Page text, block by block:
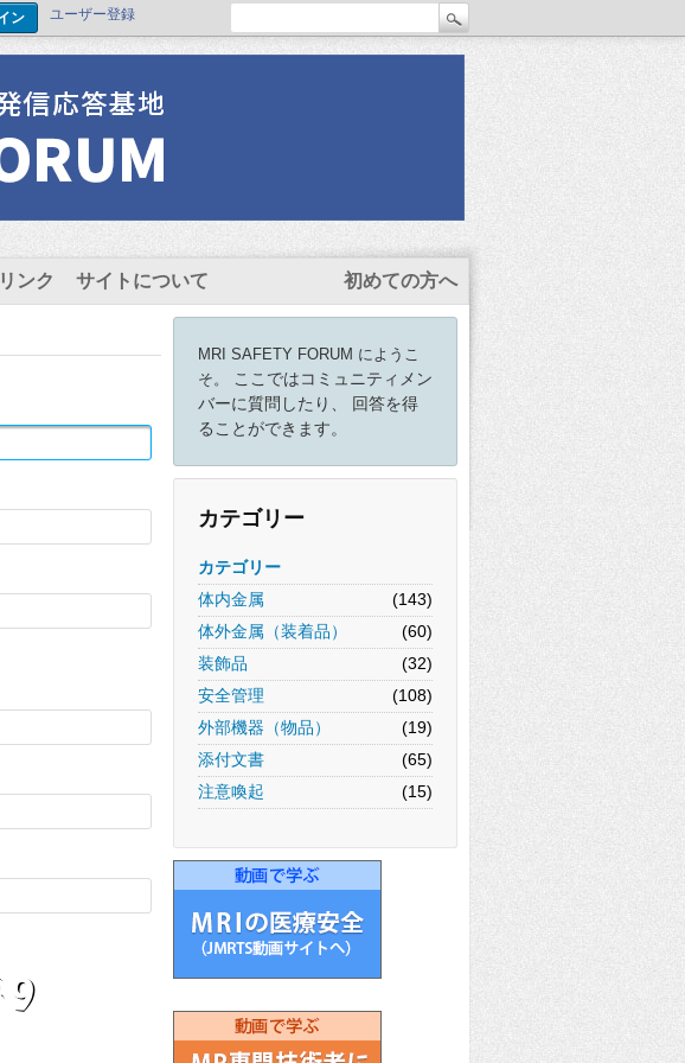
ユーザー登録
リンク サイトについて 初めての方へ
MRI SAFETY FORUM にようこ
そ。
ここではコミュニティメン
バーに質問したり、 回答を得
ることができます。
カテゴリー
カテゴリー
体内金属
(143)
体外金属（装着品）
(60)
装飾品
(32)
安全管理
(108)
外部機器（物品）
(19)
添付文書
(65)
注意喚起
(15)